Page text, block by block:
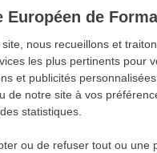
Européen de
nous recueillons et
les plus pertinents pour
et publicités
de notre site à vos
statistiques.
ou de refuser tout ou